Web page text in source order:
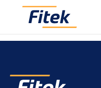
You can review and correct
accounting.